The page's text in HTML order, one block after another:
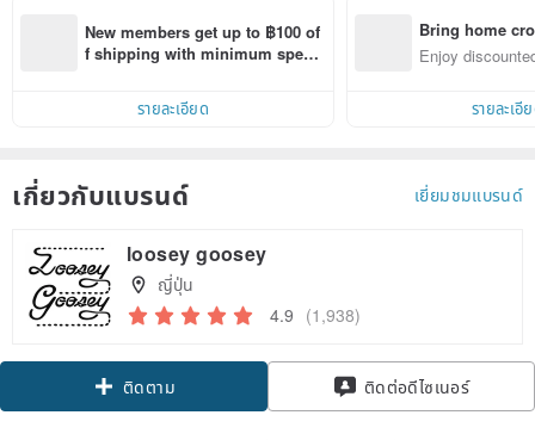
New members get up to ฿100 of
f shipping with minimum spen
within 7 days!
รายละเอียด
Bring home
n with ease
Enjoy
รายละเอี
เกี่ยวกับแบรนด์ เยี่ยมชมแบรนด์
loosey goosey
ญี่ปุ่น
4.9 (1,938)
ติดตาม ติดต่อดีไซเนอร์